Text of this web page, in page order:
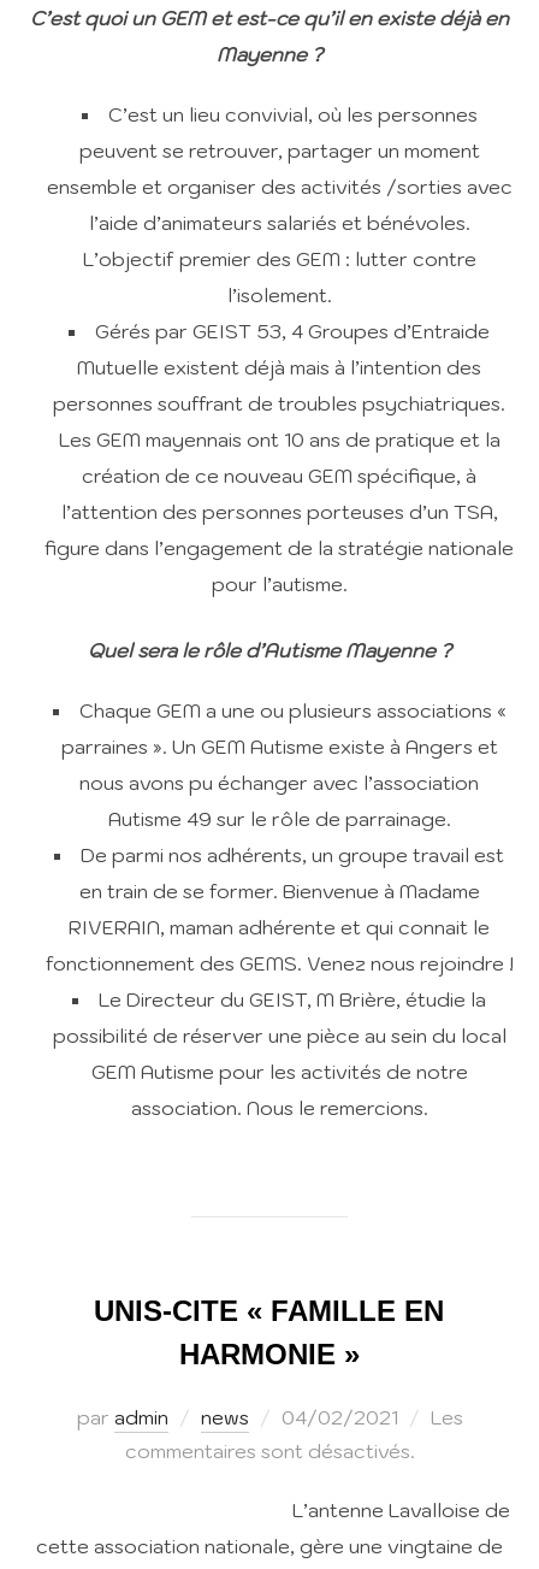
C’est quoi un GEM et est-ce qu’il en existe déjà en
Mayenne ?
C’est un lieu convivial, où les personnes
peuvent se retrouver, partager un moment
ensemble et organiser des activités /sorties avec
l’aide d’animateurs salariés et bénévoles.
L’objectif premier des GEM : lutter contre
l’isolement.
Gérés par GEIST 53, 4 Groupes d’Entraide
Mutuelle existent déjà mais à l’intention des
personnes souffrant de troubles psychiatriques.
Les GEM mayennais ont 10 ans de pratique et la
création de ce nouveau GEM spécifique, à
l’attention des personnes porteuses d’un TSA,
figure dans l’engagement de la stratégie nationale
pour l’autisme.
Quel sera le rôle d’Autisme Mayenne ?
Chaque GEM a une ou plusieurs associations «
parraines ». Un GEM Autisme existe à Angers et
nous avons pu échanger avec l’association
Autisme 49 sur le rôle de parrainage.
De parmi nos adhérents, un groupe travail est
en train de se former. Bienvenue à Madame
RIVERAIN, maman adhérente et qui connait le
fonctionnement des GEMS. Venez nous rejoindre !
Le Directeur du GEIST, M Brière, étudie la
possibilité de réserver une pièce au sein du local
GEM Autisme pour les activités de notre
association. Nous le remercions.
UNIS-CITE « FAMILLE EN
HARMONIE »
par admin news
Publié
le
04/02/2021
Les
commentaires sont désactivés.
L’antenne Lavalloise de
cette association nationale, gère une vingtaine de